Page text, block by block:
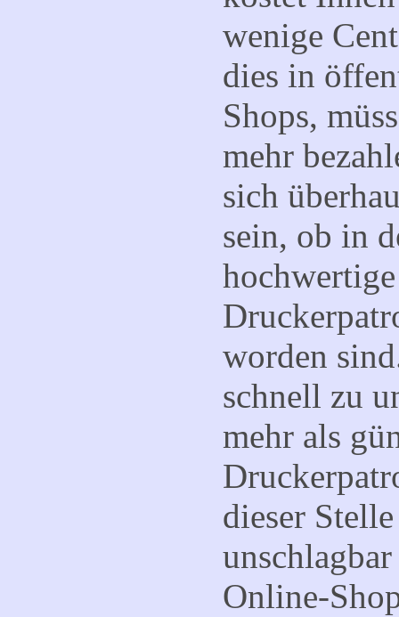
wenige
dies in
Shops,
mehr
sich
sein, ob in
worden
schnell zu
mehr als
dieser
Online-